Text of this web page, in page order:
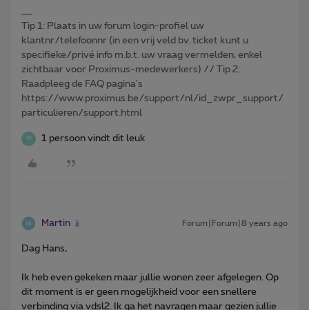
Tip 1: Plaats in uw forum login-profiel uw
klantnr/telefoonnr (in een vrij veld bv. ticket kunt u
specifieke/privé info m.b.t. uw vraag vermelden, enkel
zichtbaar voor Proximus-medewerkers) // Tip 2:
Raadpleeg de FAQ pagina's
https://www.proximus.be/support/nl/id_zwpr_support/
particulieren/support.html
W 1 persoon vindt dit leuk
Martin Forum|Forum|8 years ago
Dag Hans,
Ik heb even gekeken maar jullie wonen zeer afgelegen. Op
dit moment is er geen mogelijkheid voor een snellere
verbinding via vdsl2. Ik ga het navragen maar gezien jullie